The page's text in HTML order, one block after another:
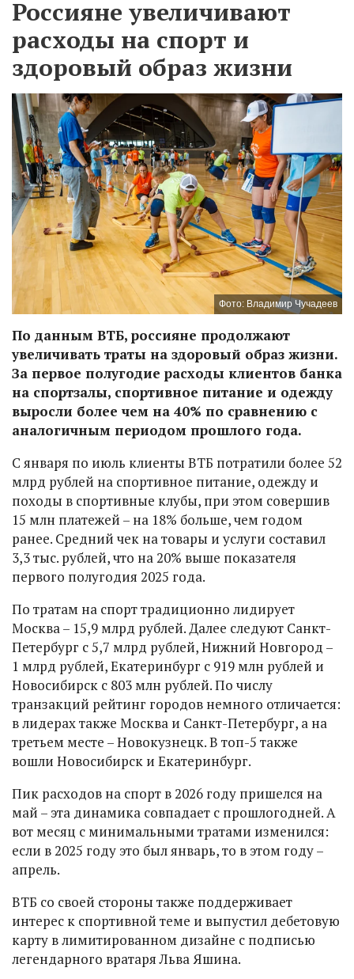
Россияне увеличивают
расходы на спорт и
здоровый образ жизни
Фото: Владимир Чучадеев
По данным ВТБ, россияне продолжают
увеличивать траты на здоровый образ жизни.
За первое полугодие расходы клиентов банка
на спортзалы, спортивное питание и одежду
выросли более чем на 40% по сравнению с
аналогичным периодом прошлого года.
С января по июль клиенты ВТБ потратили более 52
млрд рублей на спортивное питание, одежду и
походы в спортивные клубы, при этом совершив
15 млн платежей – на 18% больше, чем годом
ранее. Средний чек на товары и услуги составил
3,3 тыс. рублей, что на 20% выше показателя
первого полугодия 2025 года.
По тратам на спорт традиционно лидирует
Москва – 15,9 млрд рублей. Далее следуют Санкт-
Петербург с 5,7 млрд рублей, Нижний Новгород –
1 млрд рублей, Екатеринбург с 919 млн рублей и
Новосибирск с 803 млн рублей. По числу
транзакций рейтинг городов немного отличается:
в лидерах также Москва и Санкт-Петербург, а на
третьем месте – Новокузнецк. В топ-5 также
вошли Новосибирск и Екатеринбург.
Пик расходов на спорт в 2026 году пришелся на
май – эта динамика совпадает с прошлогодней. А
вот месяц с минимальными тратами изменился:
если в 2025 году это был январь, то в этом году –
апрель.
ВТБ со своей стороны также поддерживает
интерес к спортивной теме и выпустил дебетовую
карту в лимитированном дизайне с подписью
легендарного вратаря Льва Яшина.